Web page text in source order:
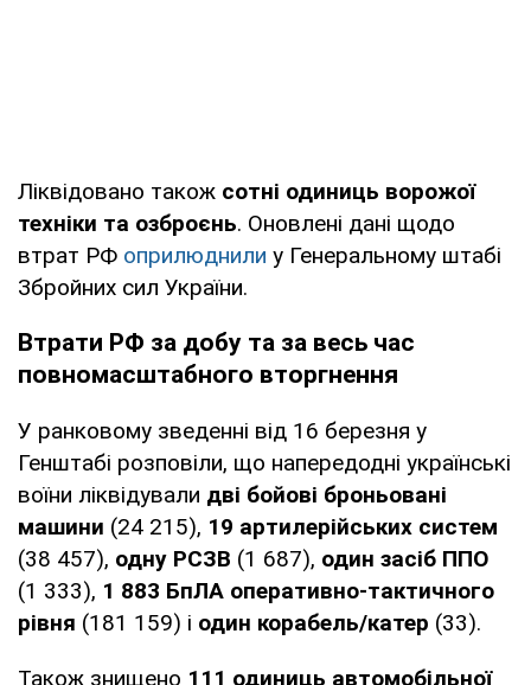
Ліквідовано також сотні одиниць ворожої
техніки та озброєнь. Оновлені дані щодо
втрат РФ оприлюднили у Генеральному штабі
Збройних сил України.
Втрати РФ за добу та за весь час
повномасштабного вторгнення
У ранковому зведенні від 16 березня у
Генштабі розповіли, що напередодні українські
воїни ліквідували дві бойові броньовані
машини (24 215), 19 артилерійських систем
(38 457), одну РСЗВ (1 687), один засіб ППО
(1 333), 1 883 БпЛА оперативно-тактичного
рівня (181 159) і один корабель/катер (33).
Також знищено 111 одиниць автомобільної